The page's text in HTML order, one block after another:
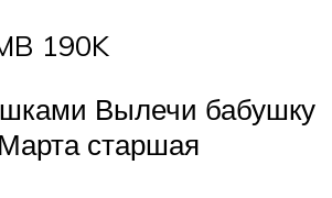
190K
Вылечи бабушку
старшая